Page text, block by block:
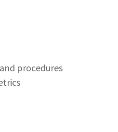
procedures